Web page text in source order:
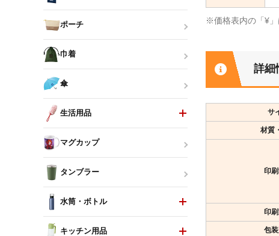
※価格表内の「¥」
詳細
サ
材質
印
印
包
ポーチ
巾着
傘
生活用品
マグカップ
タンブラー
水筒・ボトル
キッチン用品